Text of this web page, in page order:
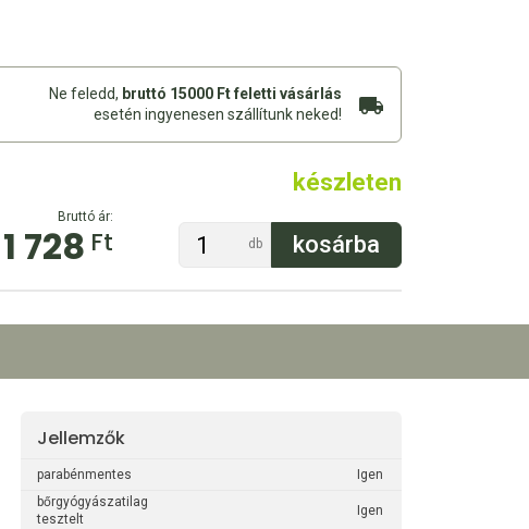
Ne feledd, bruttó 15000 Ft feletti vásárlás
esetén ingyenesen szállítunk neked!
Bruttó ár:
1 728 Ft
készleten
db
Jellemzők
parabénmentes
Igen
bőrgyógyászatilag
tesztelt
Igen